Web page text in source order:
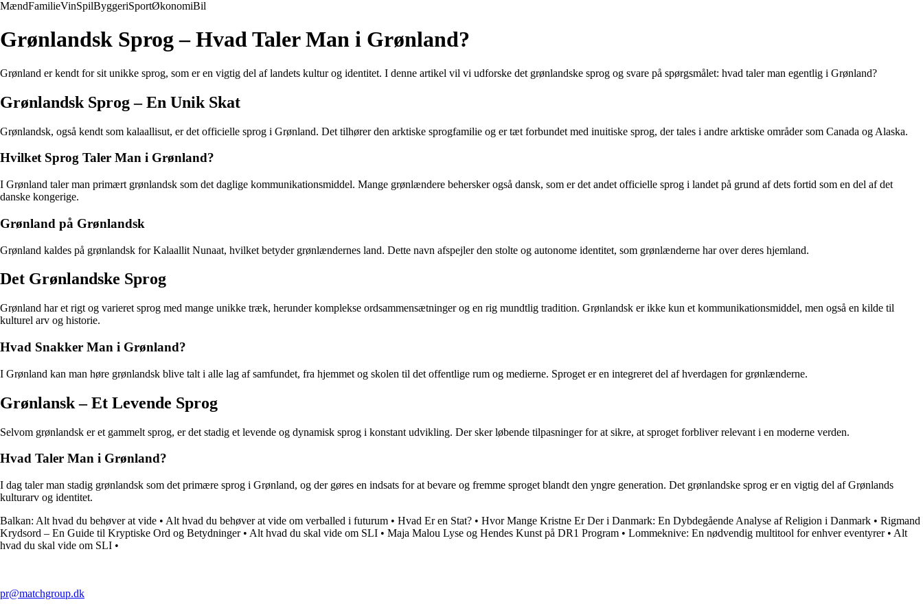
MændFamilieVinSpilByggeriSportØkonomiBil
Grønlandsk Sprog – Hvad Taler Man i Grønland?
Grønland er kendt for sit unikke sprog, som er en vigtig del af landets kultur og identitet. I denne artikel vil vi udforske det grønlandske sprog og svare på spørgsmålet: hvad taler man egentlig i Grønland?
Grønlandsk Sprog – En Unik Skat
Grønlandsk, også kendt som kalaallisut, er det officielle sprog i Grønland. Det tilhører den arktiske sprogfamilie og er tæt forbundet med inuitiske sprog, der tales i andre arktiske områder som Canada og Alaska.
Hvilket Sprog Taler Man i Grønland?
I Grønland taler man primært grønlandsk som det daglige kommunikationsmiddel. Mange grønlændere behersker også dansk, som er det andet officielle sprog i landet på grund af dets fortid som en del af det
danske kongerige.
Grønland på Grønlandsk
Grønland kaldes på grønlandsk for Kalaallit Nunaat, hvilket betyder grønlændernes land. Dette navn afspejler den stolte og autonome identitet, som grønlænderne har over deres hjemland.
Det Grønlandske Sprog
Grønland har et rigt og varieret sprog med mange unikke træk, herunder komplekse ordsammensætninger og en rig mundtlig tradition. Grønlandsk er ikke kun et kommunikationsmiddel, men også en kilde til
kulturel arv og historie.
Hvad Snakker Man i Grønland?
I Grønland kan man høre grønlandsk blive talt i alle lag af samfundet, fra hjemmet og skolen til det offentlige rum og medierne. Sproget er en integreret del af hverdagen for grønlænderne.
Grønlansk – Et Levende Sprog
Selvom grønlandsk er et gammelt sprog, er det stadig et levende og dynamisk sprog i konstant udvikling. Der sker løbende tilpasninger for at sikre, at sproget forbliver relevant i en moderne verden.
Hvad Taler Man i Grønland?
I dag taler man stadig grønlandsk som det primære sprog i Grønland, og der gøres en indsats for at bevare og fremme sproget blandt den yngre generation. Det grønlandske sprog er en vigtig del af Grønlands
kulturarv og identitet.
Balkan: Alt hvad du behøver at vide • Alt hvad du behøver at vide om verballed i futurum • Hvad Er en Stat? • Hvor Mange Kristne Er Der i Danmark: En Dybdegående Analyse af Religion i Danmark • Rigmand
Krydsord – En Guide til Kryptiske Ord og Betydninger• Alt hvad du skal vide om SLI • Maja Malou Lyse og Hendes Kunst på DR1 Program • Lommeknive: En nødvendig multitool for enhver eventyrer• Alt
hvad du skal vide om SLI •
pr@matchgroup.dk